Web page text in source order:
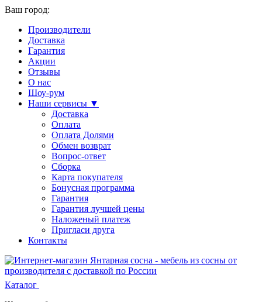
Ваш город:
Производители
Доставка
Гарантия
Акции
Отзывы
О нас
Шоу-рум
Наши сервисы ▼
Доставка
Оплата
Оплата Долями
Обмен возврат
Вопрос-ответ
Сборка
Карта покупателя
Бонусная программа
Гарантия
Гарантия лучшей цены
Наложеный платеж
Пригласи друга
Контакты
Каталог